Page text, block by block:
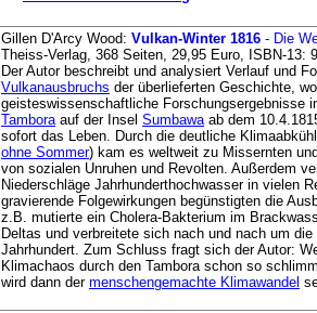
Gillen D'Arcy Wood: Vulkan-Winter 1816 - Die
Theiss-Verlag, 368 Seiten, 29,95 Euro, ISBN-13:
Der Autor beschreibt und analysiert Verlauf und
Vulkanausbruchs der überlieferten Geschichte,
geisteswissenschaftliche Forschungsergebnisse
Tamboraauf der Insel Sumbawaab dem
sofort das Leben. Durch die deutliche
ohne Sommer) kam es weltweit zu Missernten
von sozialen Unruhen und Revolten. Außerdem
Niederschläge Jahrhunderthochwasser in vielen
gravierende Folgewirkungen begünstigten die
z.B. mutierte ein Cholera-Bakterium im
Deltas und verbreitete sich nach und nach um
Jahrhundert. Zum Schluss fragt sich der Autor:
Klimachaos durch den Tambora schon so
wird dann der menschengemachte Klimawandel